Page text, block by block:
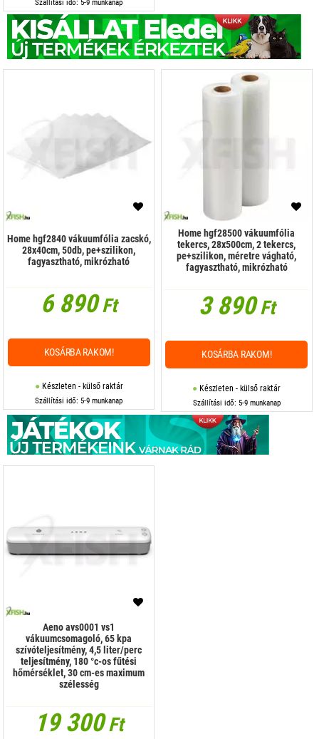
Szállítási idő: 5-9 munkanap
Home hgf2840 vákuumfólia zacskó,
28x40cm, 50db, pe+szilikon,
fagyasztható, mikrózható
6 890Ft
Készleten - külső raktár
Szállítási idő: 5-9 munkanap
KOSÁRBA RAKOM!
Home hgf28500 vákuumfólia
tekercs, 28x500cm, 2 tekercs,
pe+szilikon, méretre vágható,
fagyasztható, mikrózható
3 890Ft
Készleten - külső raktár
Szállítási idő: 5-9 munkanap
KOSÁRBA RAKOM!
Aeno avs0001 vs1
vákuumcsomagoló, 65 kpa
szívóteljesítmény, 4,5 liter/perc
teljesítmény, 180 °c-os fűtési
hőmérséklet, 30 cm-es maximum
szélesség
19 300Ft